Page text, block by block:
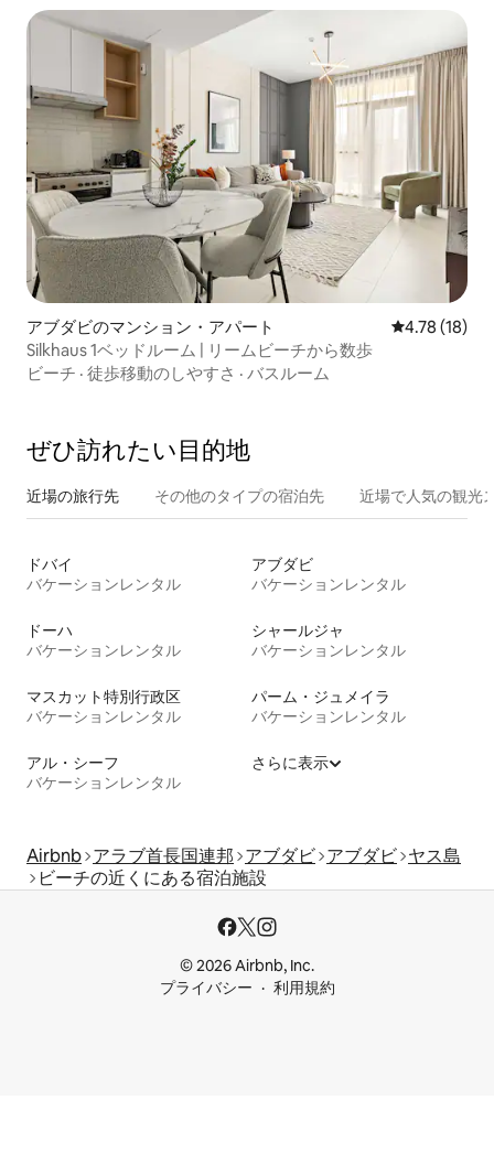
アブダビのマンション・アパート レビュー18
4.78 (18)
Silkhaus 1ベッドルーム | リームビーチから数歩
ビーチ · 徒歩移動のしやすさ · バスルーム
ぜひ訪⁠れ⁠た⁠い目⁠的⁠地
近場の旅行先 その他のタ⁠イ⁠プ⁠の宿⁠泊⁠先 近場で人気の観光
ドバイ
バケーションレンタル
アブダビ
バケーションレンタル
ドーハ
バケーションレンタル
シャールジャ
バケーションレンタル
マスカット特別行政区
バケーションレンタル
パーム・ジュメイラ
バケーションレンタル
アル・シーフ
バケーションレンタル
さらに表示
Airbnb アラブ首長国連邦 アブダビ アブダビ ヤス島
ビーチの近くにある宿泊施設
© 2026 Airbnb, Inc.
プライバシー
利用規約